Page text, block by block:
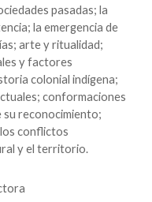
pasadas; la
la emergencia de
arte y ritualidad;
y factores
colonial indígena;
conformaciones
su reconocimiento;
conflictos
y el territorio.